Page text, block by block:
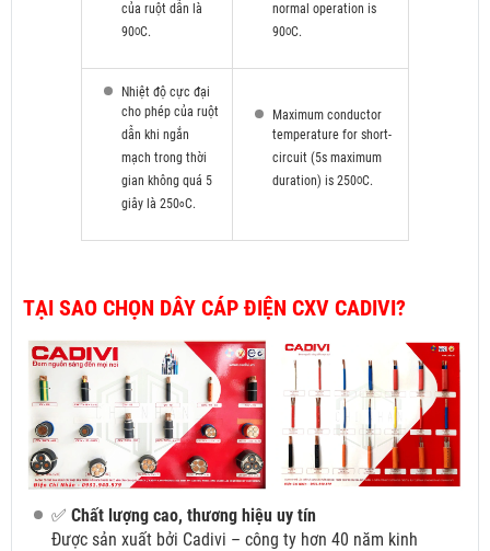
của ruột dẫn là
90OC.
normal operation is
90OC.
Nhiệt độ cực đại
cho phép của ruột
dẫn khi ngắn
mạch trong thời
gian không quá 5
giây là 250oC.
Maximum conductor
temperature for short-
circuit (5s maximum
duration) is 250OC.
TẠI SAO CHỌN DÂY CÁP ĐIỆN CXV CADIVI?
✅ Chất lượng cao, thương hiệu uy tín
Được sản xuất bởi Cadivi – công ty hơn 40 năm kinh